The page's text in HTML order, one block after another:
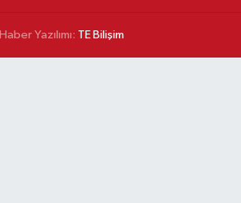
Haber Yazılımı: TE Bilişim